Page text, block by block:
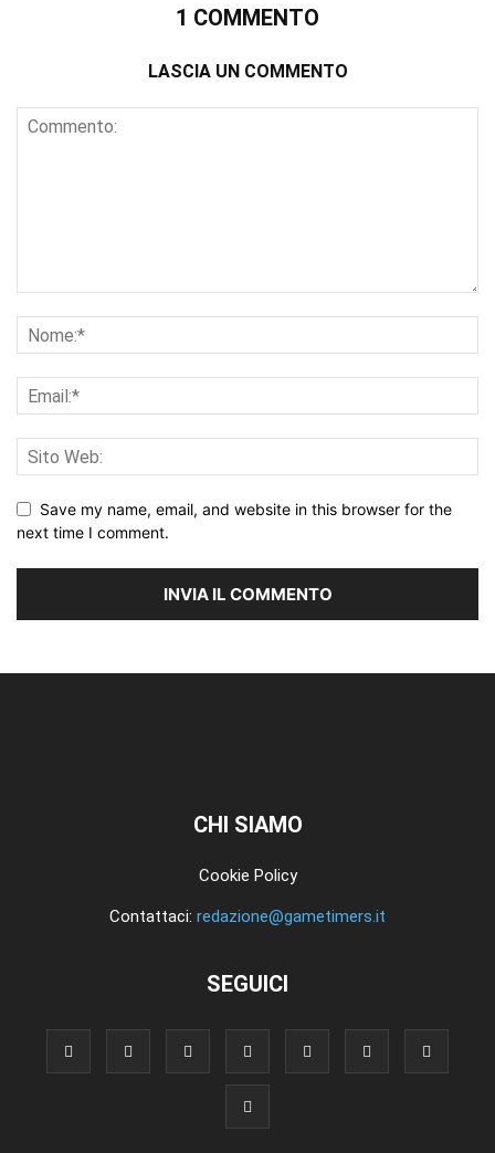
1 COMMENTO
LASCIA UN COMMENTO
Save my name, email, and website in this browser for the
next time I comment.
CHI SIAMO
Cookie Policy
Contattaci: redazione@gametimers.it
SEGUICI